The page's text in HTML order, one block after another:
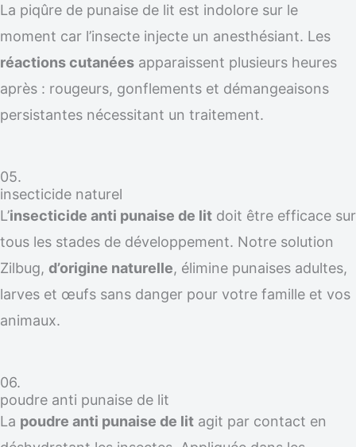
La piqûre de punaise de lit est indolore sur le
moment car l’insecte injecte un anesthésiant. Les
réactions cutanées apparaissent plusieurs heures
après : rougeurs, gonflements et démangeaisons
persistantes nécessitant un traitement.
05.
insecticide naturel
L’insecticide anti punaise de lit doit être efficace sur
tous les stades de développement. Notre solution
Zilbug, d’origine naturelle, élimine punaises adultes,
larves et œufs sans danger pour votre famille et vos
animaux.
06.
poudre anti punaise de lit
La poudre anti punaise de lit agit par contact en